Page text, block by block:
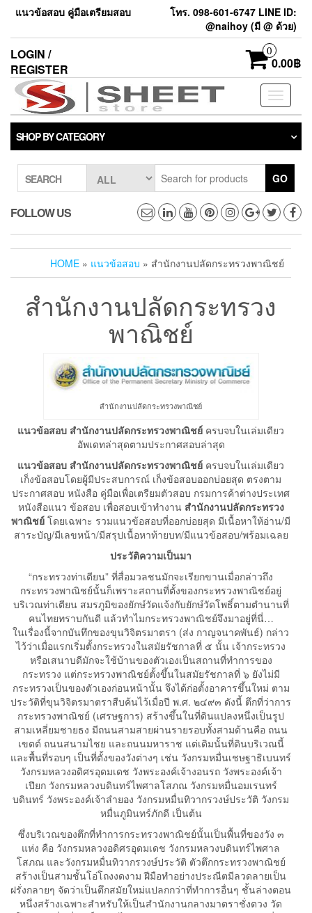
แนวข้อสอบ คู่มือเตรียมสอบ
โทร. 098-601-6747 LINE ID:
@naihoy (มี @ ด้วย)
LOGIN /
REGISTER
0
0.00฿
Toggle
SHOP BY CATEGORY
SEARCH GO
FOLLOW US
HOME » แนวข้อสอบ » สำนักงานปลัดกระทรวงพาณิชย์
สำนักงานปลัดกระทรวง
พาณิชย์
สำนักงานปลัดกระทรวงพาณิชย์
แนวข้อสอบ สำนักงานปลัดกระทรวงพาณิชย์ ครบจบในเล่มเดียว
อัพเดทล่าสุดตามประกาศสอบล่าสุด
แนวข้อสอบ สำนักงานปลัดกระทรวงพาณิชย์ ครบจบในเล่มเดียว
เก็งข้อสอบโดยผู้มีประสบการณ์ เก็งข้อสอบออกบ่อยสุด ตรงตาม
ประกาศสอบ หนังสือ คู่มือเพื่อเตรียมตัวสอบ กรมการค้าต่างประเทศ
หนังสือแนว ข้อสอบ เพื่อสอบเข้าทำงาน สำนักงานปลัดกระทรวง
พาณิชย์ โดยเฉพาะ รวมแนวข้อสอบที่ออกบ่อยสุด มีเนื้อหาให้อ่าน/มี
สาระบัญ/มีเลขหน้า/มีสรุปเนื้อหาท้ายบท/มีแนวข้อสอบ/พร้อมเฉลย
ประวัติความเป็นมา
“กระทรวงท่าเตียน” ที่สื่อมวลชนมักจะเรียกขานเมื่อกล่าวถึง
กระทรวงพาณิชย์นั้นก็เพราะสถานที่ตั้งของกระทรวงพาณิชย์อยู่
บริเวณท่าเตียน สมรภูมิของยักษ์วัดแจ้งกับยักษ์วัดโพธิ์ตามตำนานที่
คนไทยทราบกันดี แล้วทำไมกระทรวงพาณิชย์จึงมาอยู่ที่นี่…
ในเรื่องนี้จากบันทึกของขุนวิจิตรมาตรา (ส่ง กาญจนาคพันธ์) กล่าว
ไว้ว่าเมื่อแรกเริ่มตั้งกระทรวงในสมัยรัชกาลที่ ๕ นั้น เจ้ากระทรวง
หรือเสนาบดีมักจะใช้บ้านของตัวเองเป็นสถานที่ทำการของ
กระทรวง แต่กระทรวงพาณิชย์ตั้งขึ้นในสมัยรัชกาลที่ ๖ ยังไม่มี
กระทรวงเป็นของตัวเองก่อนหน้านั้น จึงได้ก่อตั้งอาคารขึ้นใหม่ ตาม
ประวัติที่ขุนวิจิตรมาตราสืบค้นไว้เมื่อปี พ.ศ. ๒๔๙๓ ดังนี้ ตึกที่ว่าการ
กระทรวงพาณิชย์ (เศรษฐการ) สร้างขึ้นในที่ดินแปลงหนึ่งเป็นรูป
สามเหลี่ยมชายธง มีถนนสามสายผ่านรายรอบทั้งสามด้านคือ ถนน
เขตต์ ถนนสนามไชย และถนนมหาราช แต่เดิมนั้นที่ดินบริเวณนี้
และพื้นที่รอบๆ เป็นที่ตั้งของวังต่างๆ เช่น วังกรมหมื่นเชษฐาธิเบนทร์
วังกรมหลวงอดิศรอุดมเดช วังพระองค์เจ้างอนรถ วังพระองค์เจ้า
เปียก วังกรมหลวงบดินทร์ไพศาลโสภณ วังกรมหมื่นอมเรนทร์
บดินทร์ วังพระองค์เจ้าลำยอง วังกรมหมื่นทิวากรวงษ์ประวัติ วังกรม
หมื่นภูมินทร์ภักดี เป็นต้น
ซึ่งบริเวณของตึกที่ทำการกระทรวงพาณิชย์นั้นเป็นพื้นที่ของวัง ๓
แห่ง คือ วังกรมหลวงอดิศรอุดมเดช วังกรมหลวงบดินทร์ไพศาล
โสภณ และวังกรมหมื่นทิวากรวงษ์ประวัติ ตัวตึกกระทรวงพาณิชย์
สร้างเป็นสามชั้นโอ่โถงงดงาม ฝีมือทำอย่างประณีตมีลวดลายเป็น
ฝรั่งกลายๆ จัดว่าเป็นตึกสมัยใหม่แปลกกว่าที่ทำการอื่นๆ ชั้นล่างตอน
หนึ่งสร้างเฉพาะสำหรับให้เป็นสำนักงานกลางมาตราชั่งตวง วัด